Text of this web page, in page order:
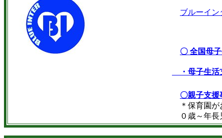
ブルーイ
〇 全国母
・母子生活
〇親子支
＊保育園が
０歳～年長